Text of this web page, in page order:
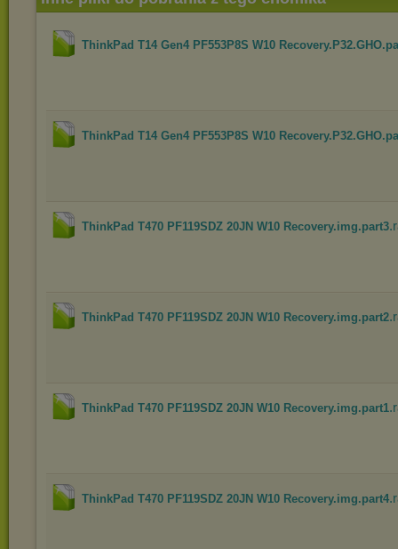
ThinkPad T14 Gen4 PF553P8S W10
ThinkPad T14 Gen4 PF553P8S W10
ThinkPad T470 PF119SDZ 20JN W10 Recovery.img.part3
ThinkPad T470 PF119SDZ 20JN W10 Recovery.img.part2
ThinkPad T470 PF119SDZ 20JN W10 Recovery.img.part1
ThinkPad T470 PF119SDZ 20JN W10 Recovery.img.part4